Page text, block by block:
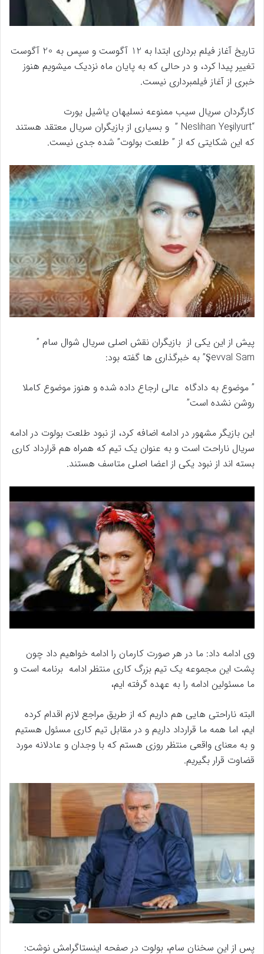
تاریخ آغاز فیلم برداری ابتدا به 12 آگوست و سپس به 20 آگوست
تغییر پیدا کرد، و در حالی که به پایان ماه نزدیک میشویم هنوز
خبری از آغاز فیلمبرداری نیست.
کارگردان سریال سیب ممنوعه نسلیهان یاشیل یورت
“Neslihan Yeşilyurt ” و بسیاری از بازیگران سریال معتقد هستند
که این شکایتی که از ” طلعت بولوت” شده جدی نیست.
پیش از این یکی از بازیگران نقش اصلی سریال شوال سام ”
Şevval Sam” به خبرگذاری ها گفته بود:
” موضوع به دادگاه عالی ارجاع داده شده و هنوز موضوع کاملا
روشن نشده است”
این بازیگر مشهور در ادامه اضافه کرد، از نبود طلعت بولوت در ادامه
سریال ناراحت است و به عنوان یک تیم که همراه هم قرارداد کاری
بسته اند از نبود یکی از اعضا اصلی متاسف هستند.
وی ادامه داد: ما در هر صورت کارمان را ادامه خواهیم داد چون
پشت این مجموعه یک تیم بزرگ کاری منتظر ادامه برنامه است و
ما مسئولین ادامه را به عهده گرفته ایم،
البته ناراحتی هایی هم داریم که از طریق مراجع لازم اقدام کرده
ایم، اما همه ما قرارداد داریم و در مقابل تیم کاری مسئول هستیم
و به معنای واقعی منتظر روزی هستم که با وجدان و عادلانه مورد
قضاوت قرار بگیریم.
پس از این سخنان سام، بولوت در صفحه اینستاگرامش نوشت: